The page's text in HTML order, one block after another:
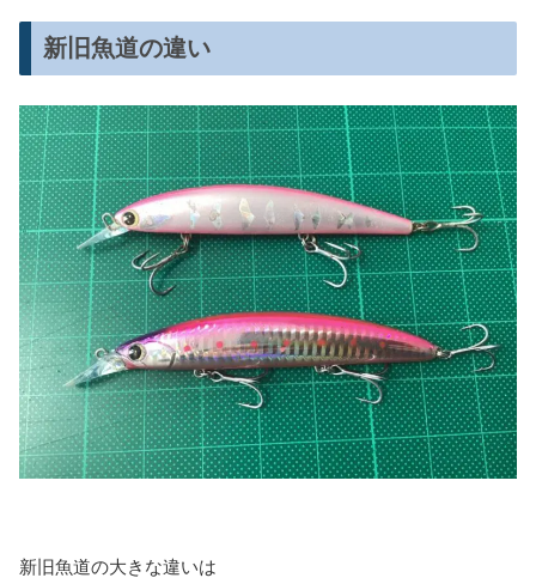
新旧魚道の違い
新旧魚道の大きな違いは